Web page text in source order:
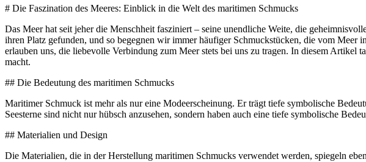
# Die Faszination des Meeres: Einblick in die Welt des maritimen Schmucks
Das Meer hat seit jeher die Menschheit fasziniert – seine unendliche Weite, die
ihren Platz gefunden, und so begegnen wir immer häufiger Schmuckstücken, die vom
erlauben uns, die liebevolle Verbindung zum Meer stets bei uns zu tragen. In diesem Artikel
macht.
## Die Bedeutung des maritimen Schmucks
Maritimer Schmuck ist mehr als nur eine Modeerscheinung. Er trägt tiefe symbolische
Seesterne sind nicht nur hübsch anzusehen, sondern haben auch eine tiefe symbolische
## Materialien und Design
Die Materialien, die in der Herstellung maritimen Schmucks verwendet werden, spiegeln